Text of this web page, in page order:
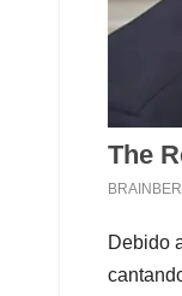
Debido